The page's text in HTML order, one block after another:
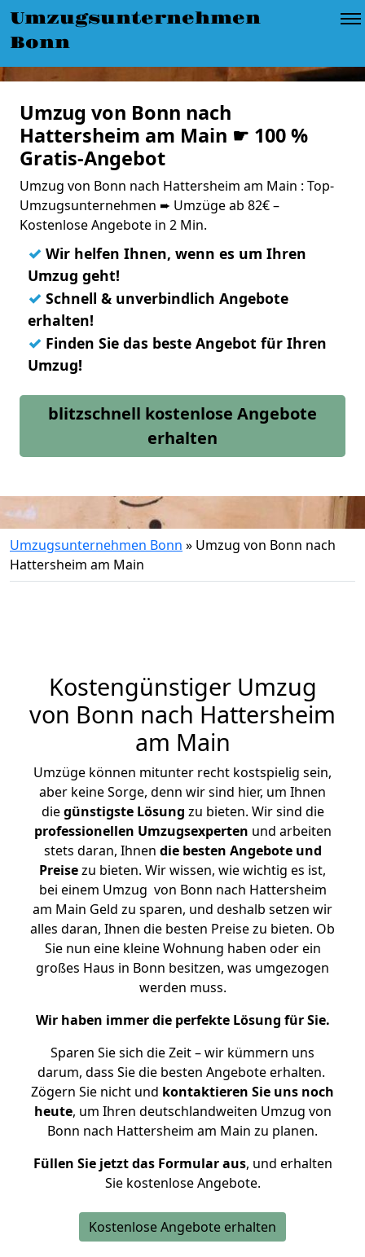
Umzugsunternehmen
Bonn
Umzug von Bonn nach
Hattersheim am Main ☛ 100 %
Gratis-Angebot
Umzug von Bonn nach Hattersheim am Main : Top-
Umzugsunternehmen ➨ Umzüge ab 82€ –
Kostenlose Angebote in 2 Min.
✓ Wir helfen Ihnen, wenn es um Ihren
Umzug geht!
✓ Schnell & unverbindlich Angebote
erhalten!
✓ Finden Sie das beste Angebot für Ihren
Umzug!
blitzschnell kostenlose Angebote
erhalten
Umzugsunternehmen Bonn » Umzug von Bonn nach
Hattersheim am Main
Kostengünstiger Umzug
von Bonn nach Hattersheim
am Main
Umzüge können mitunter recht kostspielig sein,
aber keine Sorge, denn wir sind hier, um Ihnen
diegünstigste Lösung zu bieten. Wir sind die
professionellen Umzugsexperten und arbeiten
stets daran, Ihnen die besten Angebote und
Preisezu bieten. Wir wissen, wie wichtig es ist,
bei einem Umzug von Bonn nach Hattersheim
am Main Geld zu sparen, und deshalb setzen wir
alles daran, Ihnen die besten Preise zu bieten. Ob
Sie nun eine kleine Wohnung haben oder ein
großes Haus in Bonn besitzen, was umgezogen
werden muss.
Wir haben immer die perfekte Lösung für Sie.
Sparen Sie sich die Zeit – wir kümmern uns
darum, dass Sie die besten Angebote erhalten.
Zögern Sie nicht und kontaktieren Sie uns noch
heute, um Ihren deutschlandweiten Umzug von
Bonn nach Hattersheim am Main zu planen.
Füllen Sie jetzt das Formular aus, und erhalten
Sie kostenlose Angebote.
Kostenlose Angebote erhalten